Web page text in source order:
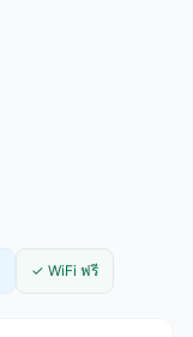
✓ WiFi ฟรี